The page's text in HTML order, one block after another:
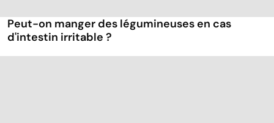
Peut-on manger des légumineuses en cas
d'intestin irritable ?